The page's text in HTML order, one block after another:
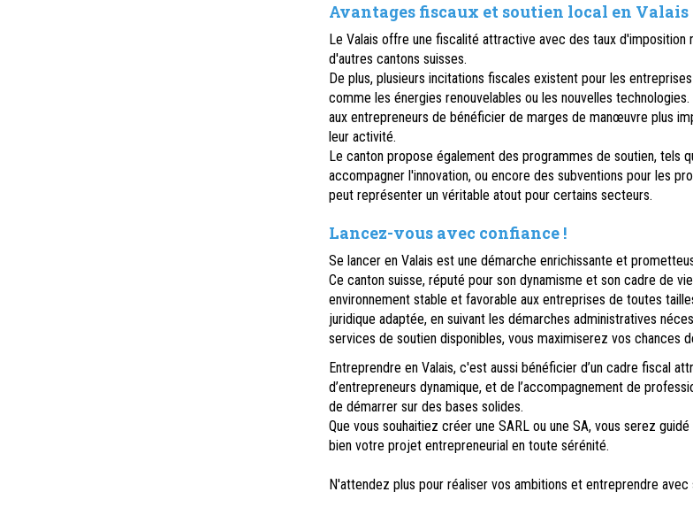
Avantages fiscaux et soutien local en Valais
Le Valais offre une fiscalité attractive avec des taux d'imposition
d'autres cantons suisses.
De plus, plusieurs incitations fiscales existent pour les
comme les énergies renouvelables ou les nouvelles
aux entrepreneurs de bénéficier de marges de manœuvre plus
leur activité.
Le canton propose également des programmes de soutien, tels
accompagner l'innovation, ou encore des subventions pour les
peut représenter un véritable atout pour certains secteurs.
Lancez-vous avec confiance !
Se lancer en Valais est une démarche enrichissante et
Ce canton suisse, réputé pour son dynamisme et son cadre de
environnement stable et favorable aux entreprises de toutes
juridique adaptée, en suivant les démarches administratives
services de soutien disponibles, vous maximiserez vos chances
Entreprendre en Valais, c'est aussi bénéficier d’un cadre fiscal
d’entrepreneurs dynamique, et de l’accompagnement de
de démarrer sur des bases solides.
Que vous souhaitiez créer une SARL ou une SA, vous serez
bien votre projet entrepreneurial en toute sérénité.
N'attendez plus pour réaliser vos ambitions et entreprendre avec